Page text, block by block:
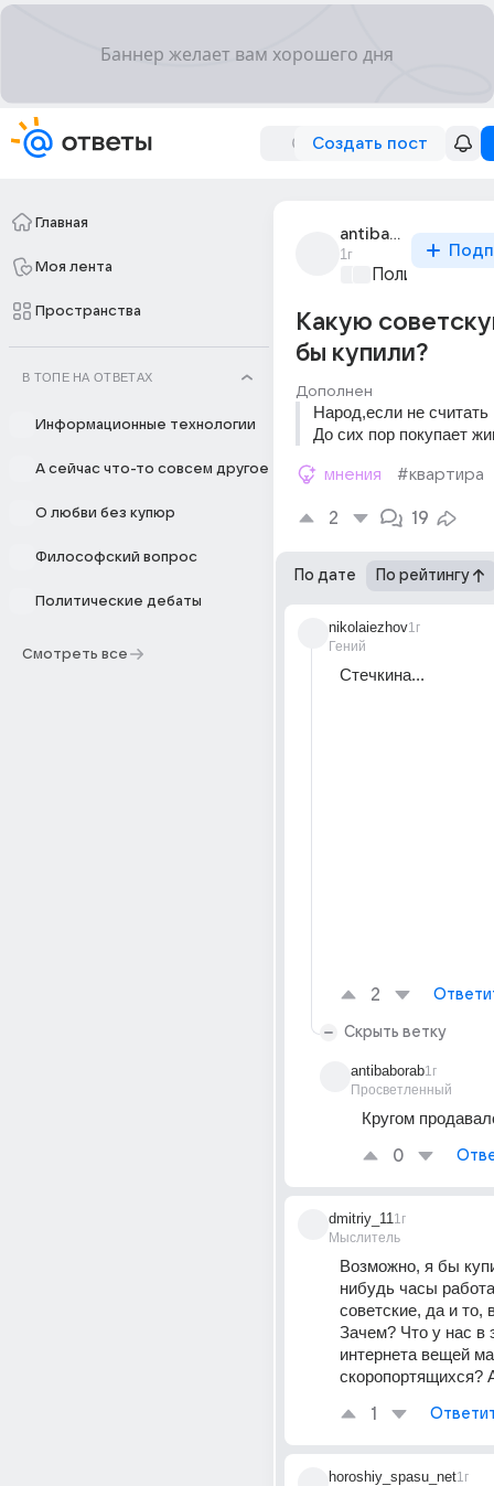
Создать пост
Главная
Моя лента
Пространства
В ТОПЕ НА ОТВЕТАХ
Информационные технологии
А сейчас что-то совсем другое
О любви без купюр
Философский вопрос
Политические дебаты
Смотреть все
antibaborab
1г
Какую
бы купили?
Дополнен
Народ,если не считать
До сих пор покупает
мнения #квартира
2 19
По дате По рейтингу
nikolaiezhov
Гений
1г
Стечкина...
2
Скрыть ветку
antibaborab
Просветленный
1г
Кругом
0
dmitriy_11
Мыслитель
1г
Возможно, я бы
нибудь часы
советские, да и то,
Зачем? Что у нас в
интернета вещей
скоропортящихся?
1
horoshiy_spasu_net1г